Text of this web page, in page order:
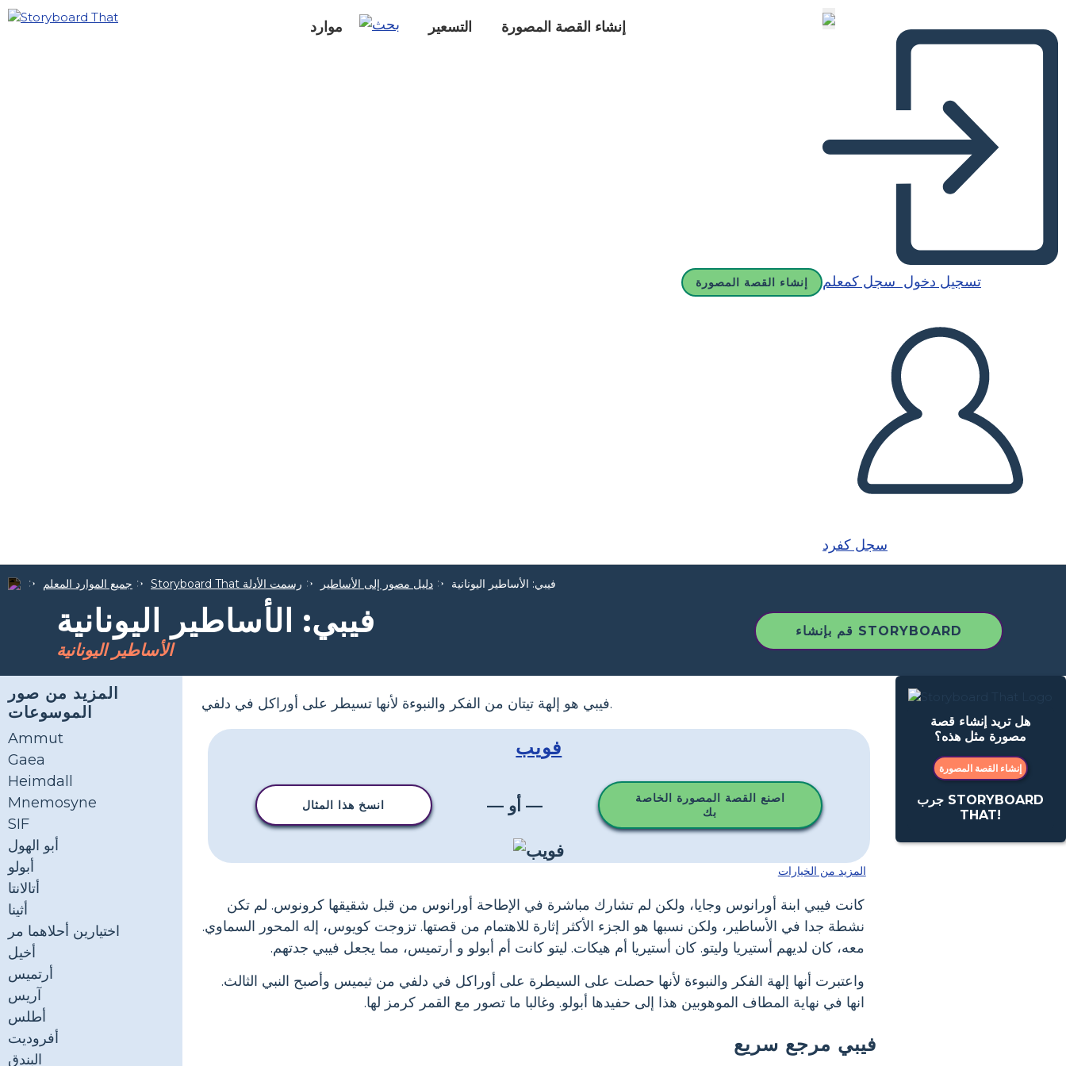
موارد التسعير إنشاء القصة المصورة
إنشاء القصة المصورة تسجيل دخول سجل كمعلم
سجل كفرد
جميع الموارد المعلم Storyboard That رسمت الأدلة دليل مصور إلى الأساطير فيبي: الأساطير اليونانية
فيبي: الأساطير اليونانية
الأساطير اليونانية
قم بإنشاء STORYBOARD
المزيد من صور
الموسوعات
Ammut
Gaea
Heimdall
Mnemosyne
SIF
أبو الهول
أبولو
أتالانتا
أثينا
اختيارين أحلاهما مر
أخيل
أرتميس
آريس
أطلس
أفروديت
البندق
هل تريد إنشاء قصة
مصورة مثل هذه؟
إنشاء القصة المصورة
جرب STORYBOARD
THAT!
فيبي هو إلهة تيتان من الفكر والنبوءة لأنها تسيطر على أوراكل في دلفي.
فويب
انسخ هذا المثال — أو —
اصنع القصة المصورة الخاصة
بك
المزيد من الخيارات
كانت فيبي ابنة أورانوس وجايا، ولكن لم تشارك مباشرة في الإطاحة أورانوس من قبل شقيقها كرونوس. لم تكن
نشطة جدا في الأساطير، ولكن نسبها هو الجزء الأكثر إثارة للاهتمام من قصتها. تزوجت كويوس، إله المحور السماوي.
معه، كان لديهم أستيريا وليتو. كان أستيريا أم هيكات. ليتو كانت أم أبولو و أرتميس، مما يجعل فيبي جدتهم.
واعتبرت أنها إلهة الفكر والنبوءة لأنها حصلت على السيطرة على أوراكل في دلفي من ثيميس وأصبح النبي الثالث.
انها في نهاية المطاف الموهوبين هذا إلى حفيدها أبولو. وغالبا ما تصور مع القمر كرمز لها.
فيبي مرجع سريع